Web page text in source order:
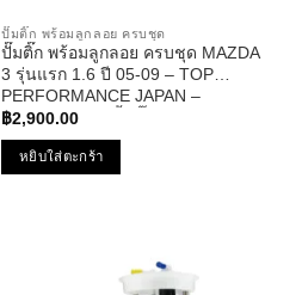
ปั๊มติ๊ก พร้อมลูกลอย ครบชุด
ปั๊มติ๊ก พร้อมลูกลอย ครบชุด MAZDA
3 รุ่นแรก 1.6 ปี 05-09 – TOP
PERFORMANCE JAPAN –
TPFMZ-912 – ปั้มติ๊ก มาสด้า สาม
฿2,900.00
หยิบใส่ตะกร้า